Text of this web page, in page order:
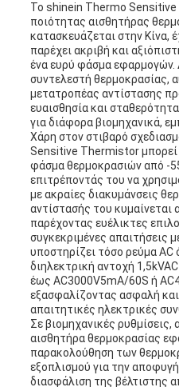
Το shinein Thermo
ποιότητας αισθητήρας
κατασκευάζεται στην Κίνα,
παρέχει ακριβή και
ένα ευρύ φάσμα εφαρμογών.
συντελεστή θερμοκρασίας,
μετατροπέας αντίστασης
ευαισθησία και
για διάφορα βιομηχανικά,
Χάρη στον στιβαρό
Sensitive Thermistor μπορεί
φάσμα θερμοκρασιών από -
επιτρέποντάς του να
με ακραίες διακυμάνσεις
αντίστασής του
παρέχοντας ευέλικτες
συγκεκριμένες απαιτήσεις
υποστηρίζει τόσο ρεύμα AC
διηλεκτρική αντοχή
έως AC3000V5mA/60S ή
εξασφαλίζοντας ασφαλή
απαιτητικές ηλεκτρικές
Σε βιομηχανικές ρυθμίσεις,
αισθητήρα θερμοκρασίας
παρακολούθηση των
εξοπλισμού για την
διασφάλιση της βέλτιστης